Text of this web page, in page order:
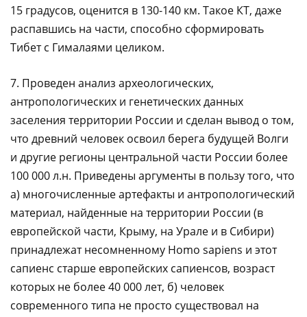
15 градусов, оценится в 130-140 км. Такое КТ, даже
распавшись на части, способно сформировать
Тибет с Гималаями целиком.
7. Проведен анализ археологических,
антропологических и генетических данных
заселения территории России и сделан вывод о том,
что древний человек освоил берега будущей Волги
и другие регионы центральной части России более
100 000 л.н. Приведены аргументы в пользу того, что
а) многочисленные артефакты и антропологический
материал, найденные на территории России (в
европейской части, Крыму, на Урале и в Сибири)
принадлежат несомненному Homo sapiens и этот
сапиенс старше европейских сапиенсов, возраст
которых не более 40 000 лет, б) человек
современного типа не просто существовал на